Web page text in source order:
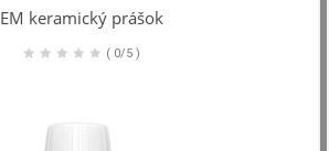
EM keramický prášok
( 0/5 )